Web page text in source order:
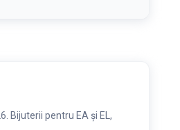
Bijuterii pentru EA și EL,